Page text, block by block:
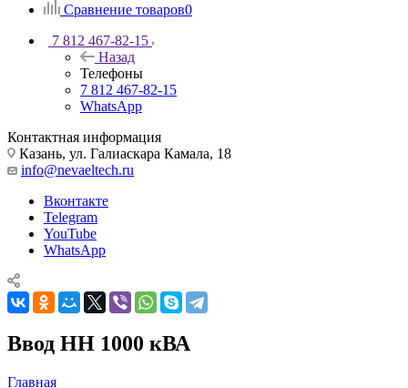
Сравнение товаров0
7 812 467-82-15
Назад
Телефоны
7 812 467-82-15
WhatsApp
Контактная информация
Казань, ул. Галиаскара Камала, 18
info@nevaeltech.ru
Вконтакте
Telegram
YouTube
WhatsApp
Ввод НН 1000 кВА
Главная